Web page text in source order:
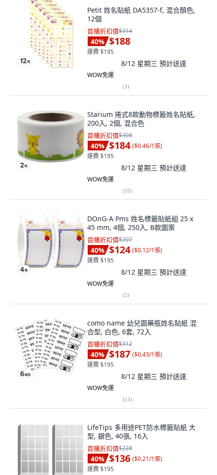
Petit 姓名貼紙 DA5357-f, 混合顏色,
12個
首購折扣價$314
40% $188
運費 $195
8/12 星期三 預計送達
WOW免運
(3)
Starium 捲式8款動物標籤姓名貼紙,
200入, 2個, 混合色
首購折扣價$308
40% $184 ($0.46/1張)
運費 $195
8/12 星期三 預計送達
WOW免運
(10)
DOnG-A Pms 姓名標籤貼紙組 25 x
45 mm, 4個, 250入, B款圖案
首購折扣價$207
40% $124 ($0.12/1張)
運費 $195
8/12 星期三 預計送達
WOW免運
(2)
como name 幼兒園藥瓶姓名貼紙 混
合型, 白色, 6套, 72入
首購折扣價$312
40% $187 ($0.43/1張)
運費 $195
8/12 星期三 預計送達
WOW免運
(13)
LifeTips 多用途PET防水標籤貼紙 大
型, 銀色, 40張, 16入
首購折扣價$228
40% $136 ($0.21/1張)
運費 $195